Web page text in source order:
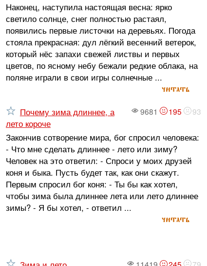
Наконец, наступила настоящая весна: ярко
светило солнце, снег полностью растаял,
появились первые листочки на деревьях. Погода
стояла прекрасная: дул лёгкий весенний ветерок,
который нёс запахи свежей листвы и первых
цветов, по ясному небу бежали редкие облака, на
поляне играли в свои игры солнечные ...
читать
9681 195 93
Почему зима длиннее, а
лето короче
Закончив сотворение мира, бог спросил человека:
- Что мне сделать длиннее - лето или зиму?
Человек на это ответил: - Спроси у моих друзей
коня и быка. Пусть будет так, как они скажут.
Первым спросил бог коня: - Ты бы как хотел,
чтобы зима была длиннее лета или лето длиннее
зимы? - Я бы хотел, - ответил ...
читать